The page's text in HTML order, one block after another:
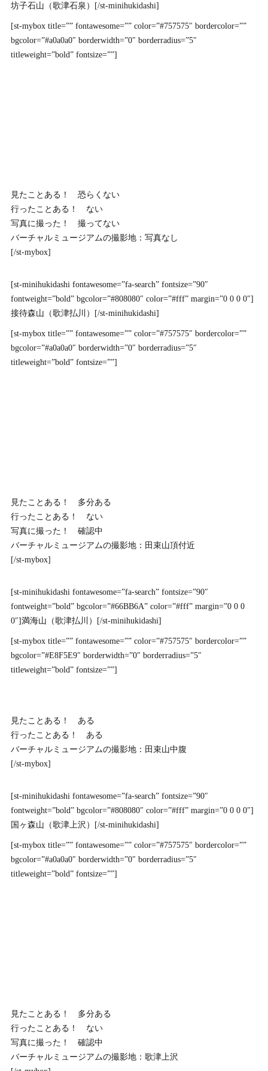
坊子石山（歌津石泉）[/st-minihukidashi]
[st-mybox title=”” fontawesome=”” color=”#757575″ bordercolor=””
bgcolor=”#a0a0a0″ borderwidth=”0″ borderradius=”5″
titleweight=”bold” fontsize=””]
見たことある！ 恐らくない
行ったことある！ ない
写真に撮った！ 撮ってない
バーチャルミュージアムの撮影地：写真なし
[/st-mybox]
[st-minihukidashi fontawesome=”fa-search” fontsize=”90″
fontweight=”bold” bgcolor=”#808080″ color=”#fff” margin=”0 0 0 0″]
接待森山（歌津払川）[/st-minihukidashi]
[st-mybox title=”” fontawesome=”” color=”#757575″ bordercolor=””
bgcolor=”#a0a0a0″ borderwidth=”0″ borderradius=”5″
titleweight=”bold” fontsize=””]
見たことある！ 多分ある
行ったことある！ ない
写真に撮った！ 確認中
バーチャルミュージアムの撮影地：田束山頂付近
[/st-mybox]
[st-minihukidashi fontawesome=”fa-search” fontsize=”90″
fontweight=”bold” bgcolor=”#66BB6A” color=”#fff” margin=”0 0 0
0″]満海山（歌津払川）[/st-minihukidashi]
[st-mybox title=”” fontawesome=”” color=”#757575″ bordercolor=””
bgcolor=”#E8F5E9″ borderwidth=”0″ borderradius=”5″
titleweight=”bold” fontsize=””]
見たことある！ ある
行ったことある！ ある
バーチャルミュージアムの撮影地：田束山中腹
[/st-mybox]
[st-minihukidashi fontawesome=”fa-search” fontsize=”90″
fontweight=”bold” bgcolor=”#808080″ color=”#fff” margin=”0 0 0 0″]
国ヶ森山（歌津上沢）[/st-minihukidashi]
[st-mybox title=”” fontawesome=”” color=”#757575″ bordercolor=””
bgcolor=”#a0a0a0″ borderwidth=”0″ borderradius=”5″
titleweight=”bold” fontsize=””]
見たことある！ 多分ある
行ったことある！ ない
写真に撮った！ 確認中
バーチャルミュージアムの撮影地：歌津上沢